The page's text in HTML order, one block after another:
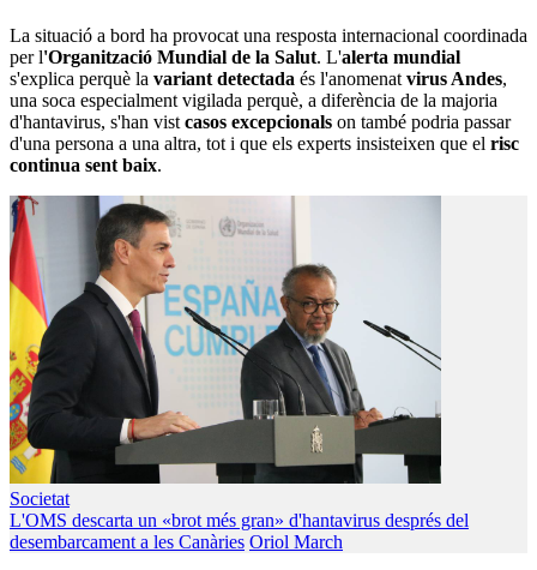
La situació a bord ha provocat una resposta internacional coordinada
per l'Organització Mundial de la Salut. L'alerta mundial
s'explica perquè la variant detectada és l'anomenat virus Andes,
una soca especialment vigilada perquè, a diferència de la majoria
d'hantavirus, s'han vist casos excepcionals on també podria passar
d'una persona a una altra, tot i que els experts insisteixen que el risc
continua sent baix.
Societat
L'OMS descarta un «brot més gran» d'hantavirus després del
desembarcament a les Canàries Oriol March